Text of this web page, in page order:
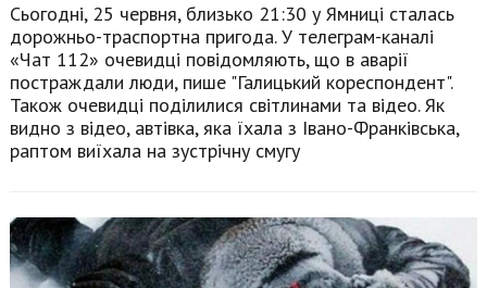
Сьогодні, 25 червня, близько 21:30 у Ямниці сталась
дорожньо-траспортна пригода. У телеграм-каналі
«Чат 112» очевидці повідомляють, що в аварії
постраждали люди, пише "Галицький кореспондент".
Також очевидці поділилися світлинами та відео. Як
видно з відео, автівка, яка їхала з Івано-Франківська,
раптом виїхала на зустрічну смугу